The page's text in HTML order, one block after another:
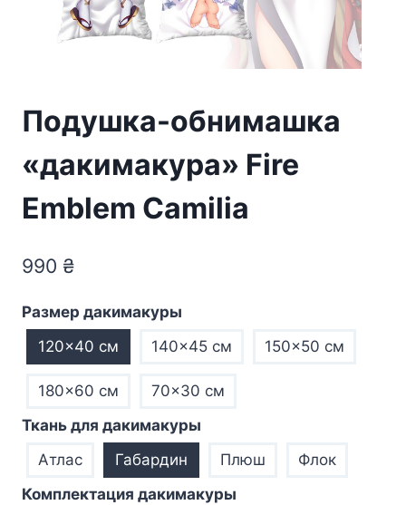
Подушка-обнимашка
«дакимакура» Fire
Emblem Camilia
990 ₴
Размер дакимакуры
120×40 см
140×45 см 150×50 см
180×60 см
70×30 см
Ткань для дакимакуры
Атлас
Габардин Плюш
Флок
Комплектация дакимакуры